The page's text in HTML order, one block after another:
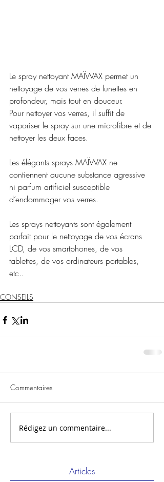
Le spray nettoyant MAÏWAX permet un
nettoyage de vos verres de lunettes en
profondeur, mais tout en douceur.
Pour nettoyer vos verres, il suffit de
vaporiser le spray sur une microfibre et de
nettoyer les deux faces.
Les élégants sprays MAÏWAX ne
contiennent aucune substance agressive
ni parfum artificiel susceptible
d’endommager vos verres.
Les sprays nettoyants sont également
parfait pour le nettoyage de vos écrans
LCD, de vos smartphones, de vos
tablettes, de vos ordinateurs portables,
etc..
CONSEILS
Commentaires
Rédigez un commentaire...
Articles